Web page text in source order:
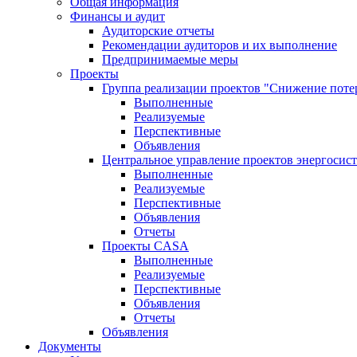
Финансы и аудит
Аудиторские отчеты
Рекомендации аудиторов и их выполнение
Предпринимаемые меры
Проекты
Группа реализации проектов "Снижение
Выполненные
Реализуемые
Перспективные
Объявления
Центральное управление проектов
Выполненные
Реализуемые
Перспективные
Объявления
Отчеты
Проекты CASA
Выполненные
Реализуемые
Перспективные
Объявления
Отчеты
Объявления
Документы